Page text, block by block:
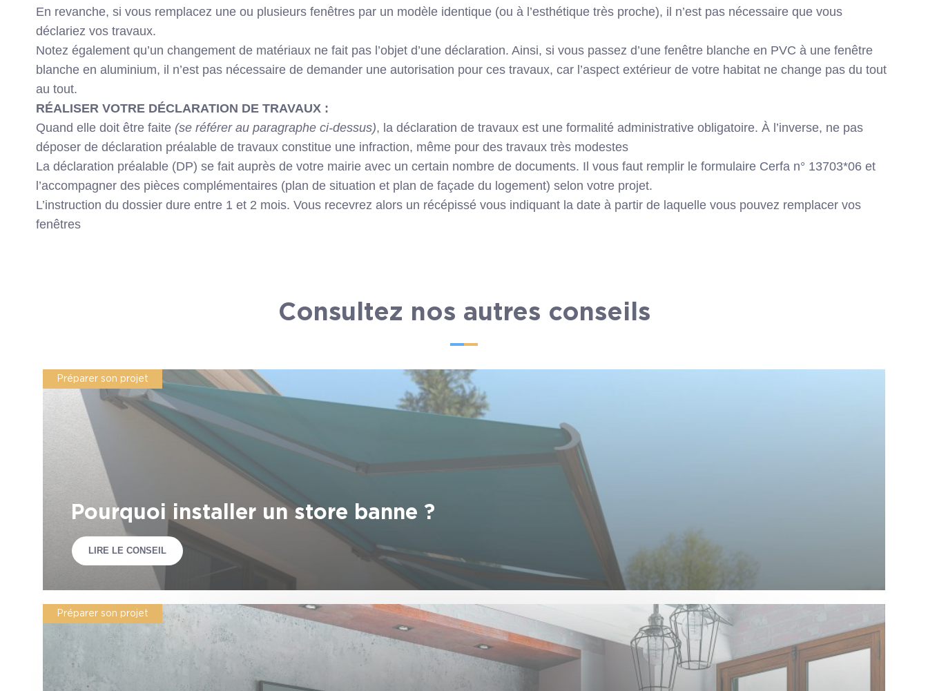
En revanche, si vous remplacez une ou plusieurs fenêtres par un modèle identique (ou à l’esthétique très proche), il n’est pas nécessaire que vous
déclariez vos travaux.
Notez également qu’un changement de matériaux ne fait pas l’objet d’une déclaration. Ainsi, si vous passez d’une fenêtre blanche en PVC à une fenêtre
blanche en aluminium, il n’est pas nécessaire de demander une autorisation pour ces travaux, car l’aspect extérieur de votre habitat ne change pas du tout
au tout.
RÉALISER VOTRE DÉCLARATION DE TRAVAUX :
Quand elle doit être faite (se référer au paragraphe ci-dessus), la déclaration de travaux est une formalité administrative obligatoire. À l’inverse, ne pas
déposer de déclaration préalable de travaux constitue une infraction, même pour des travaux très modestes
La déclaration préalable (DP) se fait auprès de votre mairie avec un certain nombre de documents. Il vous faut remplir le formulaire Cerfa n° 13703*06 et
l’accompagner des pièces complémentaires (plan de situation et plan de façade du logement) selon votre projet.
L’instruction du dossier dure entre 1 et 2 mois. Vous recevrez alors un récépissé vous indiquant la date à partir de laquelle vous pouvez remplacer vos
fenêtres
Consultez nos autres conseils
Préparer son projet
Pourquoi installer un store banne ?
LIRE LE CONSEIL
Préparer son projet